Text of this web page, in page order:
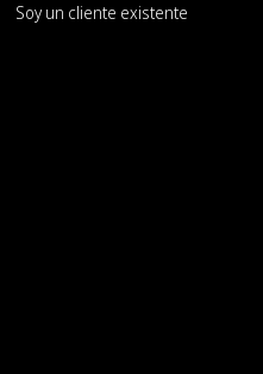
Soy un cliente existente